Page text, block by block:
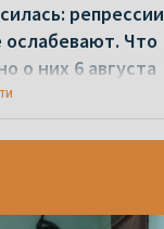
репрессии
ослабевают. Что
о них 6 августа